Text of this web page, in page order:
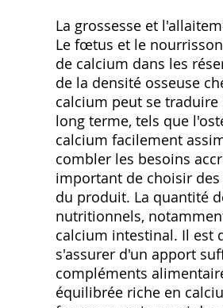
La grossesse et
Le fœtus et le
de calcium dans les
de la densité osseuse
calcium peut se
long terme‚ tels que
calcium facilement
combler les besoins
important de choisir
du produit. La quantité
nutritionnels‚
calcium intestinal. Il est
s'assurer d'un apport
compléments
équilibrée riche en